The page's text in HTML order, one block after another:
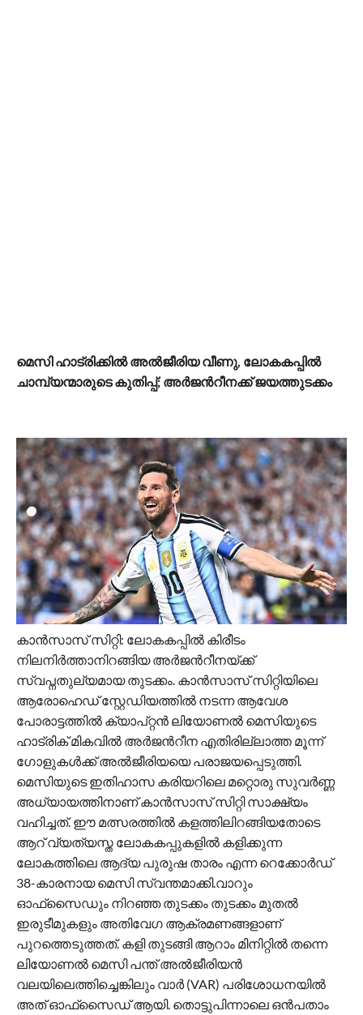
മെസി ഹാട്രിക്കിൽ അൽജീരിയ വീണു, ലോകകപ്പിൽ
ചാമ്പ്യന്മാരുടെ കുതിപ്പ്; അർജന്‍റീനക്ക് ജയത്തുടക്കം
കാൻസാസ് സിറ്റി: ലോകകപ്പില്‍ കിരീടം
നിലനിര്‍ത്താനിറങ്ങിയ അർജന്‍റീനയ്ക്ക്
സ്വപ്നതുല്യമായ തുടക്കം. കാൻസാസ് സിറ്റിയിലെ
ആരോഹെഡ് സ്റ്റേഡിയത്തിൽ നടന്ന ആവേശ
പോരാട്ടത്തിൽ ക്യാപ്റ്റൻ ലിയോണൽ മെസിയുടെ
ഹാട്രിക് മികവിൽ അർജന്‍റീന എതിരില്ലാത്ത മൂന്ന്
ഗോളുകൾക്ക് അൽജീരിയയെ പരാജയപ്പെടുത്തി.
മെസിയുടെ ഇതിഹാസ കരിയറിലെ മറ്റൊരു സുവർണ്ണ
അധ്യായത്തിനാണ് കാൻസാസ് സിറ്റി സാക്ഷ്യം
വഹിച്ചത്. ഈ മത്സരത്തിൽ കളത്തിലിറങ്ങിയതോടെ
ആറ് വ്യത്യസ്ത ലോകകപ്പുകളിൽ കളിക്കുന്ന
ലോകത്തിലെ ആദ്യ പുരുഷ താരം എന്ന റെക്കോർഡ്
38-കാരനായ മെസി സ്വന്തമാക്കി.വാറും
ഓഫ്‌സൈഡും നിറഞ്ഞ തുടക്കം തുടക്കം മുതൽ
ഇരുടീമുകളും അതിവേഗ ആക്രമണങ്ങളാണ്
പുറത്തെടുത്തത്. കളി തുടങ്ങി ആറാം മിനിറ്റിൽ തന്നെ
ലിയോണൽ മെസി പന്ത് അൽജീരിയൻ
വലയിലെത്തിച്ചെങ്കിലും വാർ (VAR) പരിശോധനയിൽ
അത് ഓഫ്‌സൈഡ് ആയി. തൊട്ടുപിന്നാലെ ഒൻപതാം